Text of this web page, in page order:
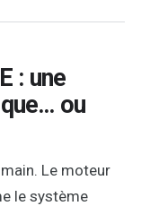
: une
ou
Le moteur
le système